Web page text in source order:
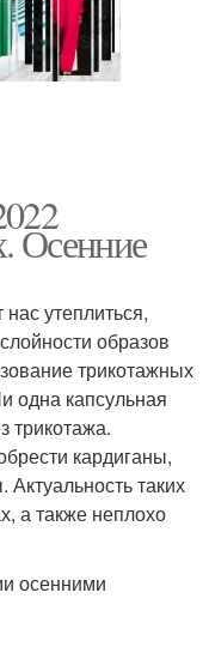
Осенние
утеплиться,
образов
трикотажных
одна капсульная
трикотажа.
кардиганы,
таких
а также неплохо
осенними